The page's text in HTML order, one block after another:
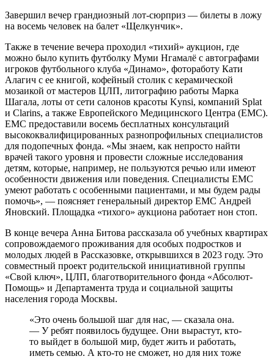
Завершил вечер грандиозный лот-сюрприз — билеты в ложу
на восемь человек на балет «Щелкунчик».
Также в течение вечера проходил «тихий» аукцион, где
можно было купить футболку Муми Нгамалё с автографами
игроков футбольного клуба «Динамо», фотоработу Кати
Алагич с ее книгой, кофейный столик с керамической
мозаикой от мастеров ЦЛП, литографию работы Марка
Шагала, лоты от сети салонов красоты Kynsi, компаний Splat
и Clarins, а также Европейского Медицинского Центра (ЕМС).
ЕМС предоставили восемь бесплатных консультаций
высококвалифицированных разнопрофильных специалистов
для подопечных фонда. «Мы знаем, как непросто найти
врачей такого уровня и провести сложные исследования
детям, которые, например, не пользуются речью или имеют
особенности движения или поведения. Специалисты ЕМС
умеют работать с особенными пациентами, и мы будем рады
помочь», — поясняет генеральный директор ЕМС Андрей
Яновский. Площадка «тихого» аукциона работает нон стоп.
В конце вечера Анна Битова рассказала об учебных квартирах
сопровождаемого проживания для особых подростков и
молодых людей в Рассказовке, открывшихся в 2023 году. Это
совместный проект родительской инициативной группы
«Свой ключ», ЦЛП, благотворительного фонда «Абсолют-
Помощь» и Департамента труда и социальной защиты
населения города Москвы.
«Это очень большой шаг для нас, — сказала она.
— У ребят появилось будущее. Они вырастут, кто-
то выйдет в большой мир, будет жить и работать,
иметь семью. А кто-то не сможет, но для них тоже